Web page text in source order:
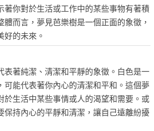
著你對於生活或工作中的某些事物有著積
體而言，夢見芭樂樹是一個正面的象徵，
好的未來。
表著純潔、清潔和平靜的象徵。白色是一
可能代表著你內心的清潔和平和。這個夢
於生活中某些事情或人的渴望和需要。或
保持內心的平靜和清潔，讓自己遠離紛擾